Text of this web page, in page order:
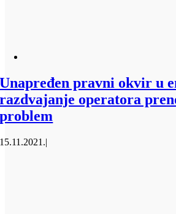
Unapređen pravni okvir u
razdvajanje operatora
problem
15.11.2021.|